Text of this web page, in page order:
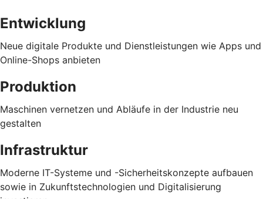
Entwicklung
Neue digitale Produkte und Dienstleistungen wie Apps und
Online-Shops anbieten
Produktion
Maschinen vernetzen und Abläufe in der Industrie neu
gestalten
Infrastruktur
Moderne IT-Systeme und -Sicherheitskonzepte aufbauen
sowie in Zukunftstechnologien und Digitalisierung